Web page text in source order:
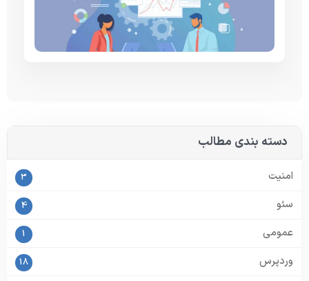
دسته بندی مطالب
امنیت 3
سئو 4
عمومی 1
وردپرس 18